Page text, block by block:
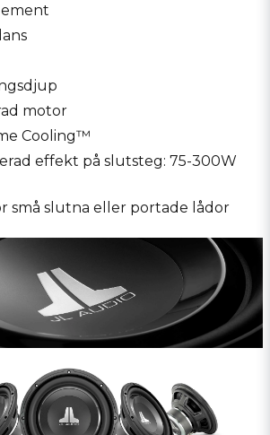
motor
Cooling™
effekt på slutsteg: 75-300W
små slutna eller portade lådor